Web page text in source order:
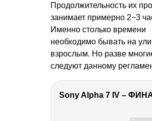
Продолжительность их
занимает примерно 2−3
Именно столько времени
необходимо бывать на
взрослым. Но разве
следуют данному